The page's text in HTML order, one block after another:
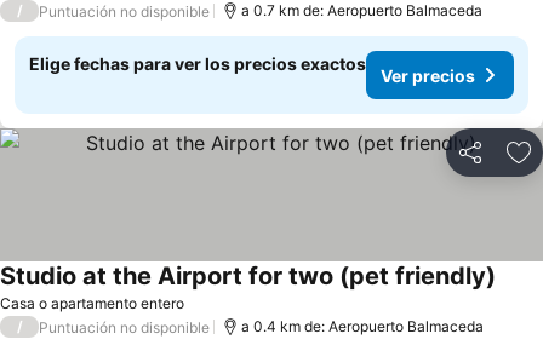
/ Puntuación no disponible a 0.7 km de: Aeropuerto Balmaceda
Elige fechas para ver los precios exactos
Ver precios
Compartir
Casa o apartamento entero
Studio at the Airport for two (pet friendly)
/ Puntuación no disponible a 0.4 km de: Aeropuerto Balmaceda